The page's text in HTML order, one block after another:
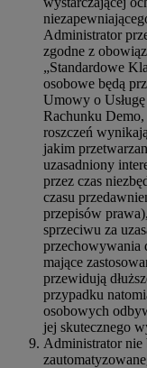
Administrator
zgodne z
„Standardowe
osobowe będą
Umowy o
Rachunku Demo,
roszczeń
jakim
uzasadniony
przez czas
czasu
przepisów
sprzeciwu za
przechowywania
mające
przewidują
przypadku
osobowych
jej skutecznego
Administrator nie